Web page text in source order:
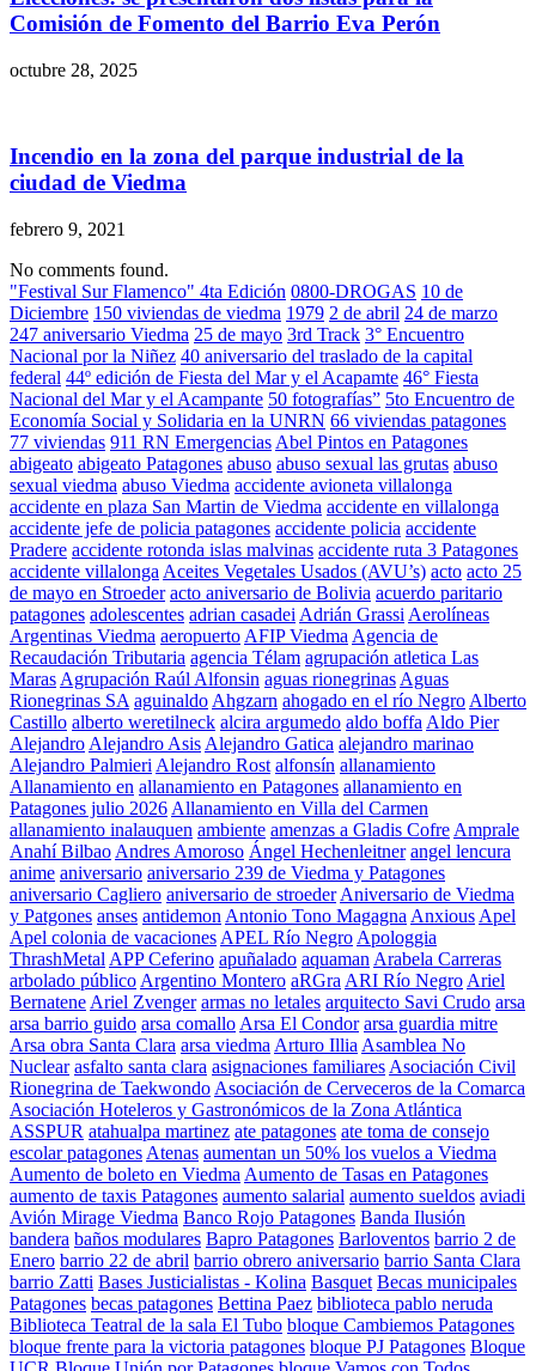
Comisión de Fomento del Barrio Eva Perón
octubre 28, 2025
Incendio en la zona del parque industrial de la
ciudad de Viedma
febrero 9, 2021
No comments found.
"Festival Sur Flamenco" 4ta Edición 0800-DROGAS 10 de
Diciembre 150 viviendas de viedma 1979 2 de abril 24 de marzo
247 aniversario Viedma 25 de mayo 3rd Track 3° Encuentro
Nacional por la Niñez 40 aniversario del traslado de la capital
federal 44º edición de Fiesta del Mar y el Acapamte 46° Fiesta
Nacional del Mar y el Acampante 50 fotografías” 5to Encuentro de
Economía Social y Solidaria en la UNRN 66 viviendas patagones
77 viviendas 911 RN Emergencias Abel Pintos en Patagones
abigeato abigeato Patagones abuso abuso sexual las grutas abuso
sexual viedma abuso Viedma accidente avioneta villalonga
accidente en plaza San Martin de Viedma accidente en villalonga
accidente jefe de policia patagones accidente policia accidente
Pradere accidente rotonda islas malvinas accidente ruta 3 Patagones
accidente villalonga Aceites Vegetales Usados (AVU’s) acto acto 25
de mayo en Stroeder acto aniversario de Bolivia acuerdo paritario
patagones adolescentes adrian casadei Adrián Grassi Aerolíneas
Argentinas Viedma aeropuerto AFIP Viedma Agencia de
Recaudación Tributaria agencia Télam agrupación atletica Las
Maras Agrupación Raúl Alfonsin aguas rionegrinas Aguas
Rionegrinas SA aguinaldo Ahgzarn ahogado en el río Negro Alberto
Castillo alberto weretilneck alcira argumedo aldo boffa Aldo Pier
Alejandro Alejandro Asis Alejandro Gatica alejandro marinao
Alejandro Palmieri Alejandro Rost alfonsín allanamiento
Allanamiento en allanamiento en Patagones allanamiento en
Patagones julio 2026 Allanamiento en Villa del Carmen
allanamiento inalauquen ambiente amenzas a Gladis Cofre Amprale
Anahí Bilbao Andres Amoroso Ángel Hechenleitner angel lencura
anime aniversario aniversario 239 de Viedma y Patagones
aniversario Cagliero aniversario de stroeder Aniversario de Viedma
y Patgones anses antidemon Antonio Tono Magagna Anxious Apel
Apel colonia de vacaciones APEL Río Negro Apologgia
ThrashMetal APP Ceferino apuñalado aquaman Arabela Carreras
arbolado público Argentino Montero aRGra ARI Río Negro Ariel
Bernatene Ariel Zvenger armas no letales arquitecto Savi Crudo arsa
arsa barrio guido arsa comallo Arsa El Condor arsa guardia mitre
Arsa obra Santa Clara arsa viedma Arturo Illia Asamblea No
Nuclear asfalto santa clara asignaciones familiares Asociación Civil
Rionegrina de Taekwondo Asociación de Cerveceros de la Comarca
Asociación Hoteleros y Gastronómicos de la Zona Atlántica
ASSPUR atahualpa martinez ate patagones ate toma de consejo
escolar patagones Atenas aumentan un 50% los vuelos a Viedma
Aumento de boleto en Viedma Aumento de Tasas en Patagones
aumento de taxis Patagones aumento salarial aumento sueldos aviadi
Avión Mirage Viedma Banco Rojo Patagones Banda Ilusión
bandera baños modulares Bapro Patagones Barloventos barrio 2 de
Enero barrio 22 de abril barrio obrero aniversario barrio Santa Clara
barrio Zatti Bases Justicialistas - Kolina Basquet Becas municipales
Patagones becas patagones Bettina Paez biblioteca pablo neruda
Biblioteca Teatral de la sala El Tubo bloque Cambiemos Patagones
bloque frente para la victoria patagones bloque PJ Patagones Bloque